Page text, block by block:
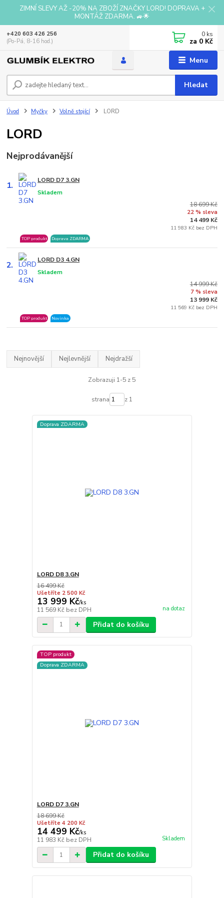
ZIMNÍ SLEVY AŽ -20% NA ZBOŽÍ ZNAČKY LORD! DOPRAVA +
MONTÁŽ ZDARMA. 🚙🌟
Menu
Hledat
+420 603 426 256
(Po-Pá, 8-16 hod.)
0 ks
za 0 Kč
Úvod Myčky Volně stojící LORD
LORD
Nejprodávanější
1. LORD D7 3.GN
Skladem
TOP produkt Doprava ZDARMA
18 699 Kč
22 % sleva
14 499 Kč
11 983 Kč bez DPH
2. LORD D3 4.GN
Skladem
TOP produkt Novinka
14 999 Kč
7 % sleva
13 999 Kč
11 569 Kč bez DPH
Nejnovější Nejlevnější Nejdražší
Zobrazuji 1-5 z 5
strana z 1
Doprava ZDARMA
LORD D8 3.GN
16 499 Kč
Ušetříte 2 500 Kč
13 999 Kč/ks
11 569 Kč bez DPH na dotaz
Přidat do košíku
TOP produkt
Doprava ZDARMA
LORD D7 3.GN
18 699 Kč
Ušetříte 4 200 Kč
14 499 Kč/ks
11 983 Kč bez DPH Skladem
Přidat do košíku